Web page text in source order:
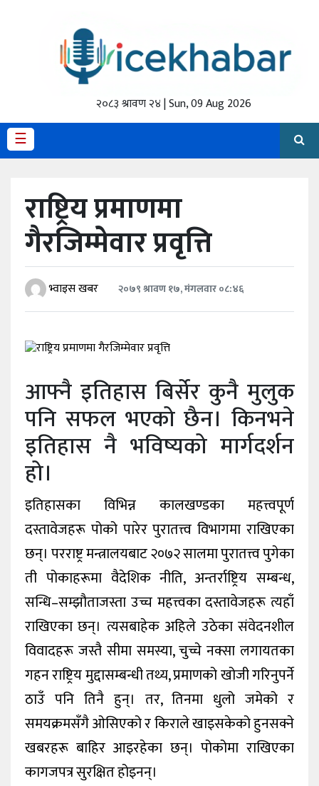
२०८३ श्रावण २४ | Sun, 09 Aug 2026
☰
मैथिली
प्रदेश
राजनीति
स्वास्थ्य
अन्य
राष्ट्रिय प्रमाणमा
गैरजिम्मेवार प्रवृत्ति
भ्वाइस खबर २०७९ श्रावण १७, मंगलवार ०८:४६
आफ्नै इतिहास बिर्सेर कुनै मुलुक
पनि सफल भएको छैन। किनभने
इतिहास नै भविष्यको मार्गदर्शन
हो।
इतिहासका विभिन्न कालखण्डका महत्त्वपूर्ण
दस्तावेजहरू पोको पारेर पुरातत्त्व विभागमा राखिएका
छन्। परराष्ट्र मन्त्रालयबाट २०७२ सालमा पुरातत्त्व पुगेका
ती पोकाहरूमा वैदेशिक नीति, अन्तर्राष्ट्रिय सम्बन्ध,
सन्धि–सम्झौताजस्ता उच्च महत्त्वका दस्तावेजहरू त्यहाँ
राखिएका छन्। त्यसबाहेक अहिले उठेका संवेदनशील
विवादहरू जस्तै सीमा समस्या, चुच्चे नक्सा लगायतका
गहन राष्ट्रिय मुद्दासम्बन्धी तथ्य, प्रमाणको खोजी गरिनुपर्ने
ठाउँ पनि तिनै हुन्। तर, तिनमा धुलो जमेको र
समयक्रमसँगै ओसिएको र किराले खाइसकेको हुनसक्ने
खबरहरू बाहिर आइरहेका छन्। पोकोमा राखिएका
कागजपत्र सुरक्षित होइनन्।